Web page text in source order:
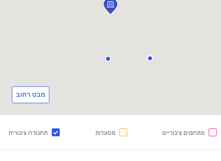
מבט רחוב
מתחמים ציבוריים מסעדות תחבורה ציבורית